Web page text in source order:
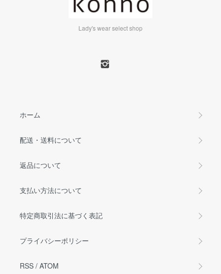
Lady's wear select shop
ホーム
配送・送料について
返品について
支払い方法について
特定商取引法に基づく表記
プライバシーポリシー
RSS / ATOM